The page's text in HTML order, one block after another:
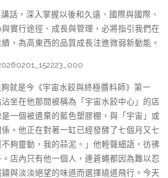
話，深入掌握以後和久遠、國際與國際、
實行途徑、成長與管理，必將指引我們在
，為高東西的品質成長注進微弱新動能。
就是今《宇宙水餃與終極醬料師》第一
坐在他那間被稱為「宇宙水餃中心」的店
一個被遺棄的藍色塑膠棚，與「宇宙」或
係。他正在對著一缸已經發酵了七個月又七
夠靈動，我的蒜泥。」他輕聲細語，彷彿
店內只有他一個人，連蒼蠅都因為難以忍
與淡淡絕望的味道而選擇繞道飛行。今天